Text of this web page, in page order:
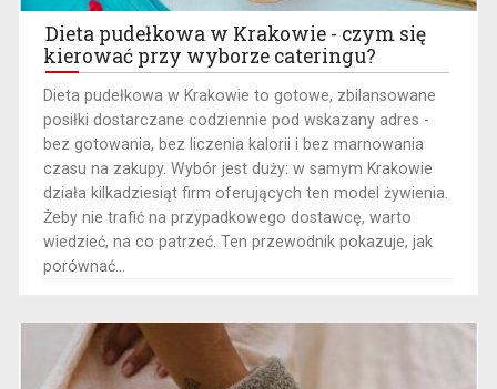
Dieta pudełkowa w Krakowie - czym się
kierować przy wyborze cateringu?
​Dieta pudełkowa w Krakowie to gotowe, zbilansowane
posiłki dostarczane codziennie pod wskazany adres -
bez gotowania, bez liczenia kalorii i bez marnowania
czasu na zakupy. Wybór jest duży: w samym Krakowie
działa kilkadziesiąt firm oferujących ten model żywienia.
Żeby nie trafić na przypadkowego dostawcę, warto
wiedzieć, na co patrzeć. Ten przewodnik pokazuje, jak
porównać...